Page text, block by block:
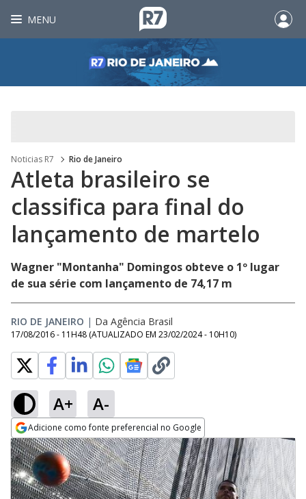
MENU
Noticias R7 Rio de Janeiro
Atleta brasileiro se
classifica para final do
lançamento de martelo
Wagner "Montanha" Domingos obteve o 1º lugar
de sua série com lançamento de 74,17 m
RIO DE JANEIRO | Da Agência Brasil
17/08/2016 - 11H48 (ATUALIZADO EM 23/02/2024 - 10H10)
A+ A-
Adicione como fonte preferencial no Google
Opens in new window